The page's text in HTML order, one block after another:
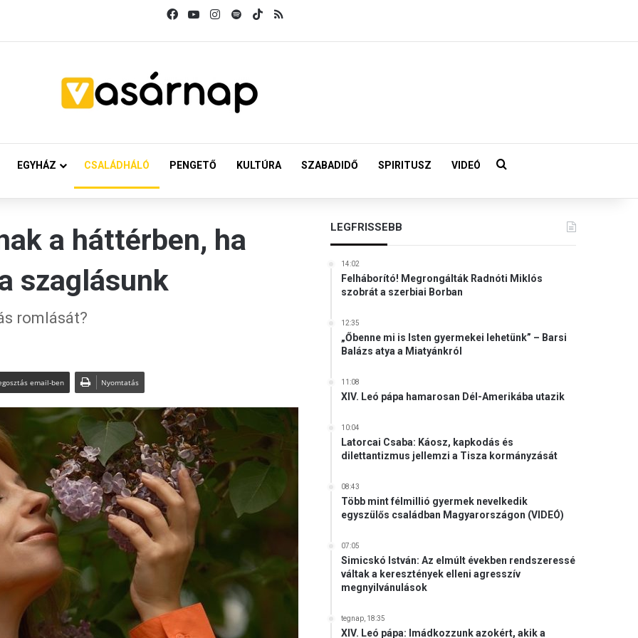
FacebookYouTubeInstagram
SpotifyTikTok
EGYHÁZ CSALÁDHÁLÓ PENGETŐ KULTÚRA SZABADIDŐ SPIRITUSZ VIDEÓ Keresés:
a háttérben, ha
szaglásunk
romlását?
email-ben Nyomtatás
LEGFRISSEBB
14:02
Felháborító! Megrongálták Radnóti Miklós
szobrát a szerbiai Borban
12:35
„Őbenne mi is Isten gyermekei lehetünk” – Barsi
Balázs atya a Miatyánkról
11:08
XIV. Leó pápa hamarosan Dél-Amerikába utazik
10:04
Latorcai Csaba: Káosz, kapkodás és
dilettantizmus jellemzi a Tisza kormányzását
08:43
Több mint félmillió gyermek nevelkedik
egyszülős családban Magyarországon (VIDEÓ)
07:05
Simicskó István: Az elmúlt években rendszeressé
váltak a keresztények elleni agresszív
megnyilvánulások
tegnap, 18:35
XIV. Leó pápa: Imádkozzunk azokért, akik a